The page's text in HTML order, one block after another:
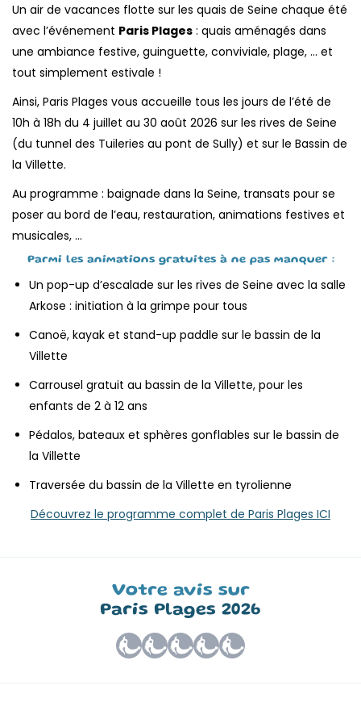
Un air de vacances flotte sur les quais de Seine chaque été
avec l’événement Paris Plages : quais aménagés dans
une ambiance festive, guinguette, conviviale, plage, … et
tout simplement estivale !
Ainsi, Paris Plages vous accueille tous les jours de l’été de
10h à 18h du 4 juillet au 30 août 2026 sur les rives de Seine
(du tunnel des Tuileries au pont de Sully) et sur le Bassin de
la Villette.
Au programme : baignade dans la Seine, transats pour se
poser au bord de l’eau, restauration, animations festives et
musicales, …
Parmi les animations gratuites à ne pas manquer :
Un pop-up d’escalade sur les rives de Seine avec la salle
Arkose : initiation à la grimpe pour tous
Canoë, kayak et stand-up paddle sur le bassin de la
Villette
Carrousel gratuit au bassin de la Villette, pour les
enfants de 2 à 12 ans
Pédalos, bateaux et sphères gonflables sur le bassin de
la Villette
Traversée du bassin de la Villette en tyrolienne
Découvrez le programme complet de Paris Plages ICI
Votre avis sur
Paris Plages 2026